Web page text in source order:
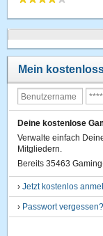
Mein
Deine kostenlose
Verwalte einfach
Mitgliedern.
Bereits 35463
›Jetzt kostenlos
› Passwort vergessen?